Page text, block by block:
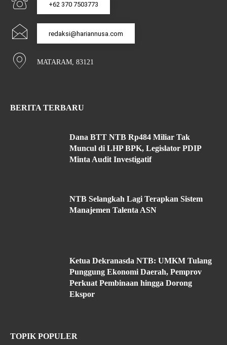
+62 370 7503773
redaksi@hariannusa.com
MATARAM, 83121
BERITA TERBARU
Dana BTT NTB Rp484 Miliar Tak
Muncul di LHP BPK, Legislator PDIP
Minta Audit Investigatif
NTB Selangkah Lagi Terapkan Sistem
Manajemen Talenta ASN
Ketua Dekranasda NTB: UMKM Tulang
Punggung Ekonomi Daerah, Pemprov
Perkuat Pembinaan hingga Dorong
Ekspor
TOPIK POPULER